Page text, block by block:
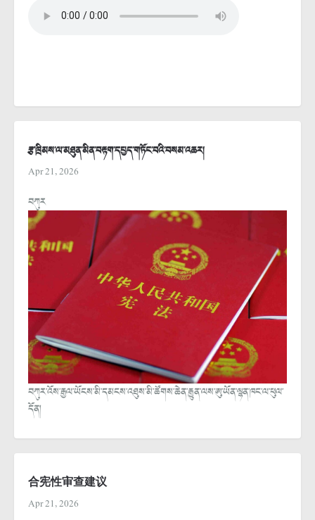
རྩ་ཁྲིམས་ལ་མཐུན་མིན་བརྟག་དཔྱད་གཏོང་བའི་བསམ་འཆར།
Apr 21, 2026
བཀུར
བཀུར་འོས་རྒྱལ་ཡོངས་མི་དམངས་འཐུས་མི་ཚོགས་ཆེན་རྒྱུན་ལས་ཨུ་ཡོན་ལྷན་ཁང་ལ་ཕུལ་
དོན།
合宪性审查建议
Apr 21, 2026